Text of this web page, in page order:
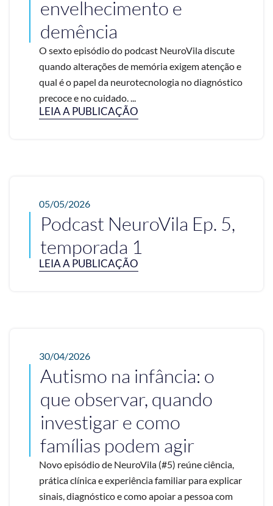
envelhecimento e
demência
O sexto episódio do podcast NeuroVila discute
quando alterações de memória exigem atenção e
qual é o papel da neurotecnologia no diagnóstico
precoce e no cuidado. ...
LEIA A PUBLICAÇÃO
05/05/2026
Podcast NeuroVila Ep. 5,
temporada 1
LEIA A PUBLICAÇÃO
30/04/2026
Autismo na infância: o
que observar, quando
investigar e como
famílias podem agir
Novo episódio de NeuroVila (#5) reúne ciência,
prática clínica e experiência familiar para explicar
sinais, diagnóstico e como apoiar a pessoa com